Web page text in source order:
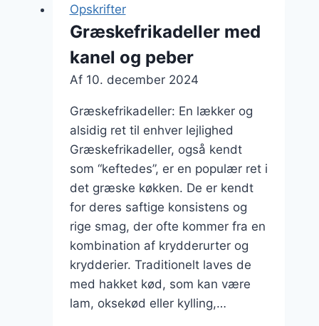
Opskrifter
Græskefrikadeller med
kanel og peber
Af 10. december 2024
Græskefrikadeller: En lækker og
alsidig ret til enhver lejlighed
Græskefrikadeller, også kendt
som “keftedes”, er en populær ret i
det græske køkken. De er kendt
for deres saftige konsistens og
rige smag, der ofte kommer fra en
kombination af krydderurter og
krydderier. Traditionelt laves de
med hakket kød, som kan være
lam, oksekød eller kylling,…